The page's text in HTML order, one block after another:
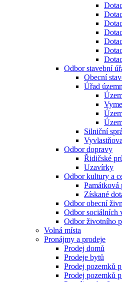
Odbor stavební
Obecní
Úřad
Silniční
Odbor dopravy
Řidičské
Uzavírky
Odbor kultury a
Památková
Získané
Odbor obecní
Odbor sociálních
Odbor životního
Volná místa
Pronájmy a prodeje
Prodej domů
Prodeje bytů
Prodej pozemků
Prodej pozemků